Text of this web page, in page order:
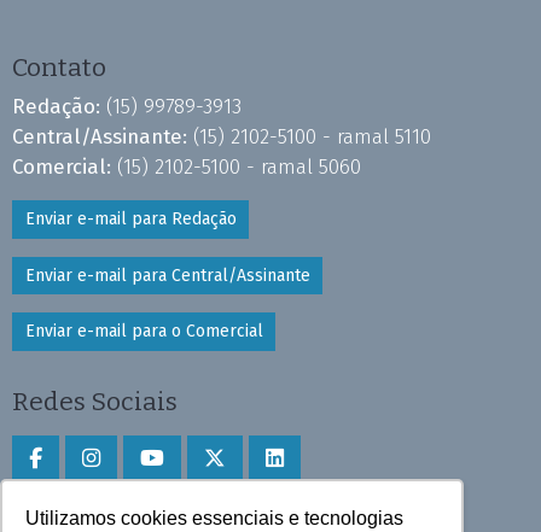
Utilizamos cookies essenciais e tecnologias
Contato
Redação: (15) 99789-3913
Central/Assinante: (15) 2102-5100 - ramal 5110
Comercial: (15) 2102-5100 - ramal 5060
Enviar e-mail para Redação
Enviar e-mail para Central/Assinante
Enviar e-mail para o Comercial
Redes Sociais